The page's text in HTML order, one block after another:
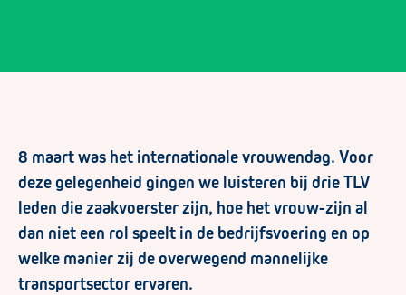
8 maart was het internationale vrouwendag. Voor
deze gelegenheid gingen we luisteren bij drie TLV
leden die zaakvoerster zijn, hoe het vrouw-zijn al
dan niet een rol speelt in de bedrijfsvoering en op
welke manier zij de overwegend mannelijke
transportsector ervaren.